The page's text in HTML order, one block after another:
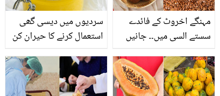
سردیوں میں دیسی گھی
استعمال کرنے کا حیران کن
مہنگے اخروٹ کے فائدے
سستے السی میں۔۔ جانیں
السی کا استعمال کیسے
کریں؟